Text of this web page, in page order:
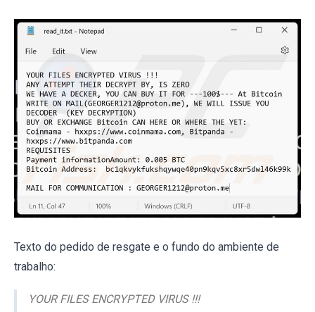
Texto do pedido de resgate e o fundo do ambiente de
trabalho:
YOUR FILES ENCRYPTED VIRUS !!!